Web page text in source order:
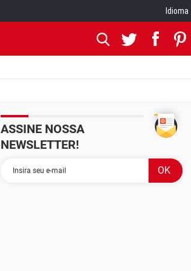
Idioma
ASSINE NOSSA
NEWSLETTER!